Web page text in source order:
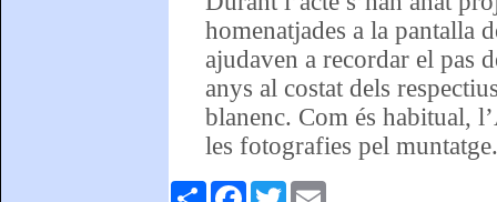
homenatjades a la pantalla
ajudaven a recordar el pas
anys al costat dels
blanenc. Com és habitual,
les fotografies pel muntatge.
ComparteixFacebookTwitter